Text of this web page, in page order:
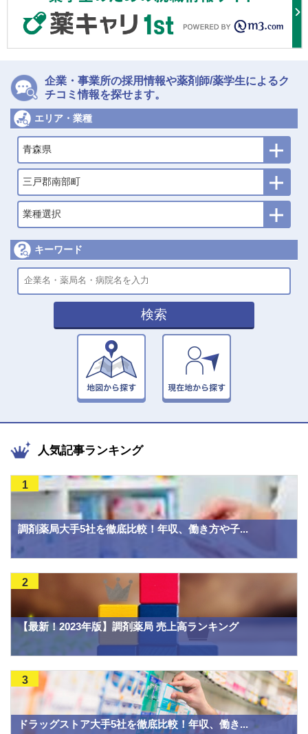
企業・事業所の採用情報や薬剤師/薬学生によるク
チコミ情報を探せます。
エリア・業種
青森県
三戸郡南部町
業種選択
キーワード
検索
人気記事ランキング
調剤薬局大手5社を徹底比較！年収、働き方や子...
1
【最新！2023年版】調剤薬局 売上高ランキング
2
ドラッグストア大手5社を徹底比較！年収、働き...
3